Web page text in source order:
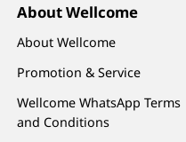
About Wellcome
About Wellcome
Promotion & Service
Wellcome WhatsApp Terms
and Conditions